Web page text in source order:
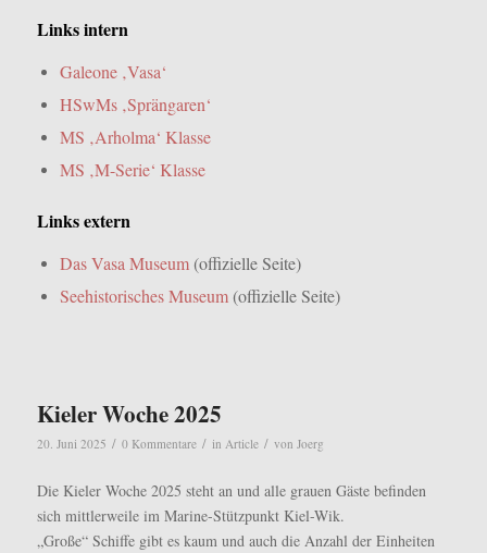
Links intern
Galeone ‚Vasa‘
HSwMs ‚Sprängaren‘
MS ‚Arholma‘ Klasse
MS ‚M-Serie‘ Klasse
Links extern
Das Vasa Museum(offizielle Seite)
Seehistorisches Museum(offizielle Seite)
Kieler Woche 2025
20. Juni 2025 / 0 Kommentare / in Article / von Joerg
Die Kieler Woche 2025 steht an und alle grauen Gäste befinden
sich mittlerweile im Marine-Stützpunkt Kiel-Wik.
„Große“ Schiffe gibt es kaum und auch die Anzahl der Einheiten